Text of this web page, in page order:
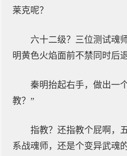
莱克呢？
六十二级？三位测试魂
明黄色火焰面前不禁同时后
秦明抬起右手，做出一
教？”
指教？还指教个屁啊，
系战魂师，还是个变异武魂